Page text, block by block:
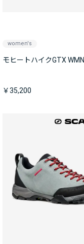
women's
モヒートハイクGTX WMN
￥35,200